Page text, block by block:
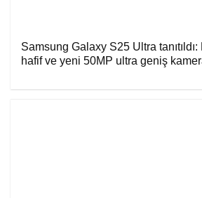
Samsung Galaxy S25 Ultra
hafif ve yeni 50MP ultra geniş